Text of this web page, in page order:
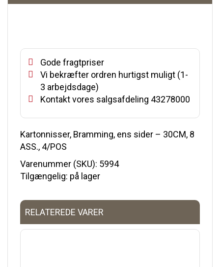
Gode fragtpriser
Vi bekræfter ordren hurtigst muligt (1-
3 arbejdsdage)
Kontakt vores salgsafdeling 43278000
Kartonnisser, Bramming, ens sider – 30CM, 8
ASS., 4/POS
Varenummer (SKU): 5994
Tilgængelig: på lager
RELATEREDE VARER